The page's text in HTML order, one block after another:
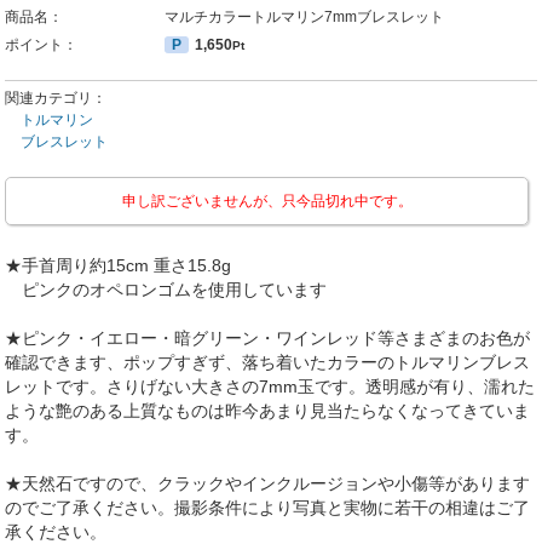
商品名：
マルチカラートルマリン7mmブレスレット
ポイント：
P 1,650Pt
関連カテゴリ：
トルマリン
ブレスレット
申し訳ございませんが、只今品切れ中です。
★手首周り約15cm 重さ15.8g
ピンクのオペロンゴムを使用しています
★ピンク・イエロー・暗グリーン・ワインレッド等さまざまのお色が
確認できます、ポップすぎず、落ち着いたカラーのトルマリンブレス
レットです。さりげない大きさの7mm玉です。透明感が有り、濡れた
ような艶のある上質なものは昨今あまり見当たらなくなってきていま
す。
★天然石ですので、クラックやインクルージョンや小傷等があります
のでご了承ください。撮影条件により写真と実物に若干の相違はご了
承ください。